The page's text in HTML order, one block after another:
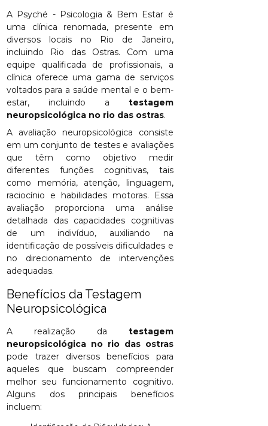
A Psyché - Psicologia & Bem Estar é
uma clínica renomada, presente em
diversos locais no Rio de Janeiro,
incluindo Rio das Ostras. Com uma
equipe qualificada de profissionais, a
clínica oferece uma gama de serviços
voltados para a saúde mental e o bem-
estar, incluindo a testagem
neuropsicológica no rio das ostras.
A avaliação neuropsicológica consiste
em um conjunto de testes e avaliações
que têm como objetivo medir
diferentes funções cognitivas, tais
como memória, atenção, linguagem,
raciocínio e habilidades motoras. Essa
avaliação proporciona uma análise
detalhada das capacidades cognitivas
de um indivíduo, auxiliando na
identificação de possíveis dificuldades e
no direcionamento de intervenções
adequadas.
Benefícios da Testagem
Neuropsicológica
A realização da testagem
neuropsicológica no rio das ostras
pode trazer diversos benefícios para
aqueles que buscam compreender
melhor seu funcionamento cognitivo.
Alguns dos principais benefícios
incluem: